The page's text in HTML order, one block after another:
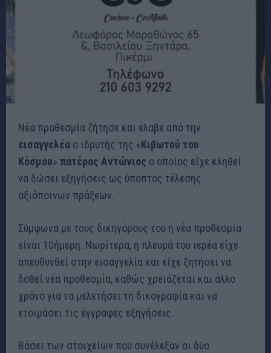
Νέα προθεσμία ζήτησε και έλαβε από την
εισαγγελέα ο ιδρυτής της «Κιβωτού του
Κόσμου» πατέρας Αντώνιος ο οποίος είχε κληθεί
να δώσει εξηγήσεις ως ύποπτος τέλεσης
αξιόποινων πράξεων.
Σύμφωνα με τους δικηγόρους του η νέα προθεσμία
είναι 10ήμερη. Νωρίτερα, η πλευρά του ιερέα είχε
απευθυνθεί στην εισαγγελία και είχε ζητήσει να
δοθεί νέα προθεσμία, καθώς χρειάζεται και άλλο
χρόνο για να μελετήσει τη δικογραφία και να
ετοιμάσει τις έγγραφες εξηγήσεις.
Βάσει των στοιχείων που συνέλεξαν οι δύο